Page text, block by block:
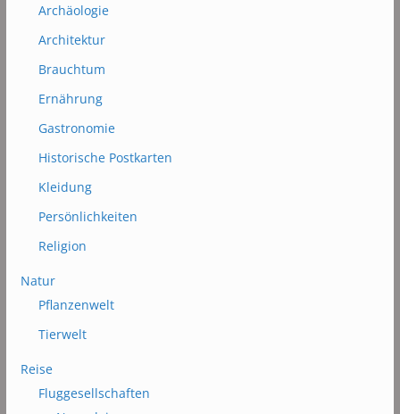
Archäologie
Architektur
Brauchtum
Ernährung
Gastronomie
Historische Postkarten
Kleidung
Persönlichkeiten
Religion
Natur
Pflanzenwelt
Tierwelt
Reise
Fluggesellschaften